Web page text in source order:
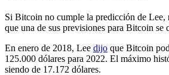
Si Bitcoin no cumple la predicción de Lee,
que una de sus previsiones para Bitcoin se
En enero de 2018, Lee dijo que Bitcoin
125.000 dólares para 2022. El máximo
siendo de 17.172 dólares.